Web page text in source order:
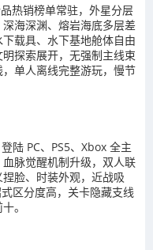
热销榜单常驻，外星分层
海深渊、熔岩海底多层差
载具、水下基地舱体自由
探索展开，无强制主线束
单人离线完整游玩，慢节
陆 PC、PS5、Xbox 全主
脉觉醒机制升级，双人联
脸、时装外观，近战吸
区分度高，关卡隐藏支线
。